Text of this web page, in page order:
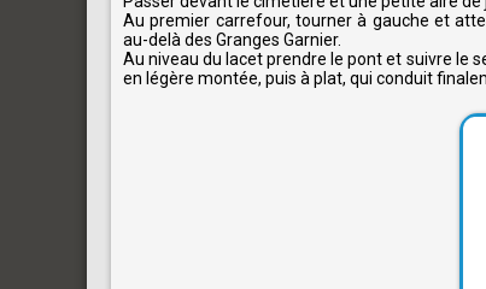
Au premier carrefour, tourner à gauche et
au-delà des Granges Garnier.
Au niveau du lacet prendre le pont et suivre le
en légère montée, puis à plat, qui conduit